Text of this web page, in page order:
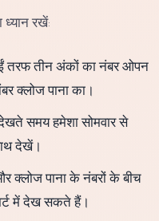
रखें:
तरफ तीन अंकों का नंबर ओपन
क्लोज पाना का।
देखते समय हमेशा सोमवार से
देखें।
क्लोज पाना के नंबरों के बीच
में देख सकते हैं।